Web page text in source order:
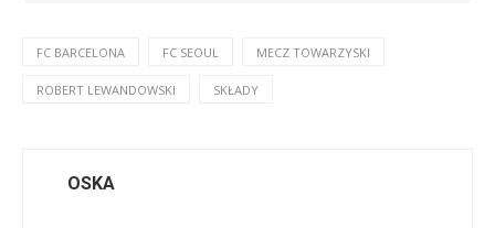
FC BARCELONA FC SEOUL MECZ TOWARZYSKI
ROBERT LEWANDOWSKI SKŁADY
OSKA